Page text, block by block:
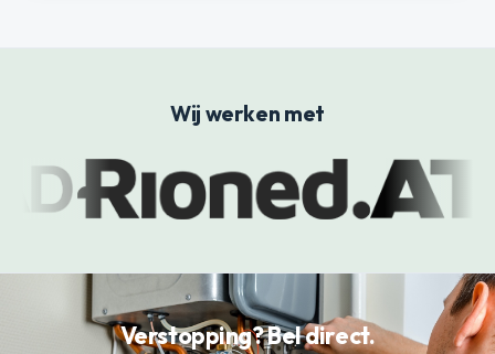
Wij werken met
Verstopping? Bel direct.